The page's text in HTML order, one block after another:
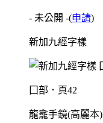
- 未公開 -(申請)
新加九經字樣
囗部．頁42
龍龕手鏡(高麗本)